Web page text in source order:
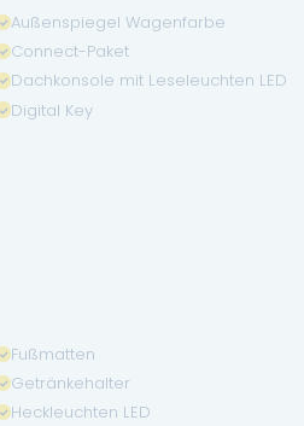
Außenspiegel Wagenfarbe
Connect-Paket
Dachkonsole mit Leseleuchten LED
Digital Key
Fußmatten
Getränkehalter
Heckleuchten LED